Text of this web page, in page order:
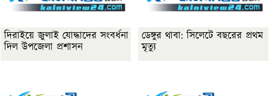
দিরাইয়ে জুলাই যোদ্ধাদের সংবর্ধনা
দিল উপজেলা প্রশাসন
ডেঙ্গুর থাবা: সিলেটে বছরের প্রথম
মৃত্যু